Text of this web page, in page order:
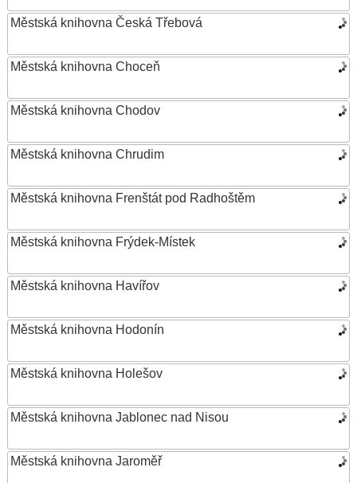
Městská knihovna Česká Třebová
Městská knihovna Choceň
Městská knihovna Chodov
Městská knihovna Chrudim
Městská knihovna Frenštát pod Radhoštěm
Městská knihovna Frýdek-Místek
Městská knihovna Havířov
Městská knihovna Hodonín
Městská knihovna Holešov
Městská knihovna Jablonec nad Nisou
Městská knihovna Jaroměř